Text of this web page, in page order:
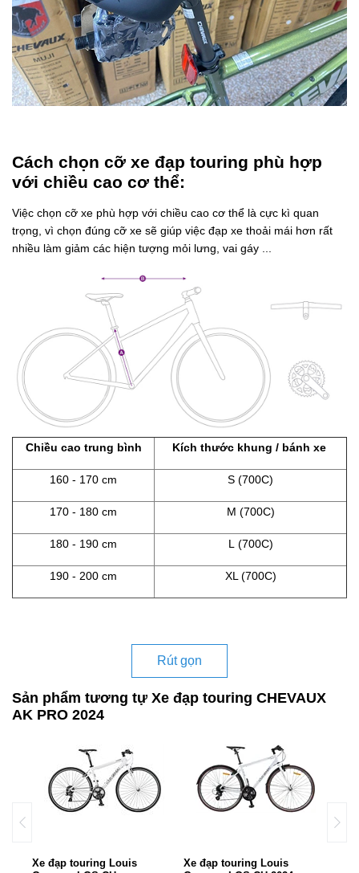
Cách chọn cỡ xe đạp touring phù hợp
với chiều cao cơ thể:
Việc chọn cỡ xe phù hợp với chiều cao cơ thể là cực kì quan
trọng, vì chọn đúng cỡ xe sẽ giúp việc đạp xe thoải mái hơn rất
nhiều làm giảm các hiện tượng mỏi lưng, vai gáy ...
Chiều cao trung bình Kích thước khung / bánh xe
160 - 170 cm S (700C)
170 - 180 cm M (700C)
180 - 190 cm L (700C)
190 - 200 cm XL (700C)
Rút gọn
Sản phẩm tương tự Xe đạp touring CHEVAUX
AK PRO 2024
Xe đạp touring Louis
Xe đạp touring Louis